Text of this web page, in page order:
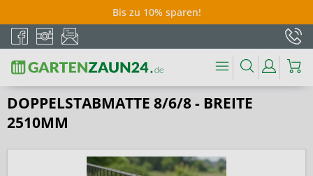
Bis zu 10% sparen!
DOPPELSTABMATTE 8/6/8 - BREITE
2510MM